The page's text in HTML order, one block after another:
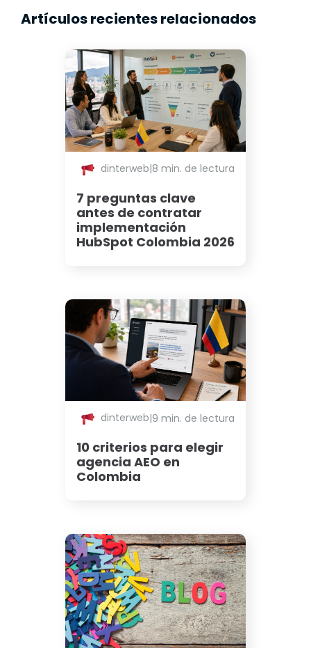
Artículos recientes relacionados
dinterweb|8 min. de lectura
7 preguntas clave
antes de contratar
implementación
HubSpot Colombia 2026
dinterweb|9 min. de lectura
10 criterios para elegir
agencia AEO en
Colombia